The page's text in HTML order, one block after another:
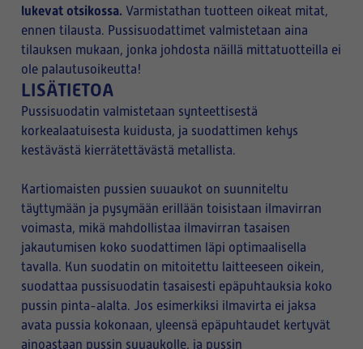
lukevat otsikossa. Varmistathan tuotteen oikeat mitat,
ennen tilausta. Pussisuodattimet valmistetaan aina
tilauksen mukaan, jonka johdosta näillä mittatuotteilla ei
ole palautusoikeutta!
LISÄTIETOA
Pussisuodatin valmistetaan synteettisestä
korkealaatuisesta kuidusta, ja suodattimen kehys
kestävästä kierrätettävästä metallista.
Kartiomaisten pussien suuaukot on suunniteltu
täyttymään ja pysymään erillään toisistaan ilmavirran
voimasta, mikä mahdollistaa ilmavirran tasaisen
jakautumisen koko suodattimen läpi optimaalisella
tavalla. Kun suodatin on mitoitettu laitteeseen oikein,
suodattaa pussisuodatin tasaisesti epäpuhtauksia koko
pussin pinta-alalta. Jos esimerkiksi ilmavirta ei jaksa
avata pussia kokonaan, yleensä epäpuhtaudet kertyvät
ainoastaan pussin suuaukolle, ja pussin